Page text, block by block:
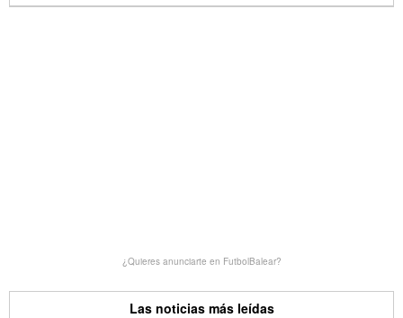
¿Quieres anunciarte en FutbolBalear?
Las noticias más leídas